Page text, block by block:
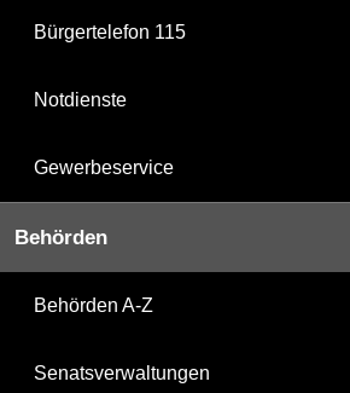
Bürgertelefon 115
Notdienste
Gewerbeservice
Behörden
Behörden A-Z
Senatsverwaltungen